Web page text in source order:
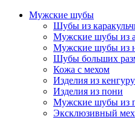
Мужские шубы
Шубы из
Мужские шубы из
Мужские шубы из
Шубы больших
Кожа с мехом
Изделия из кенгуру
Изделия из пони
Мужские шубы из
Эксклюзивный мех